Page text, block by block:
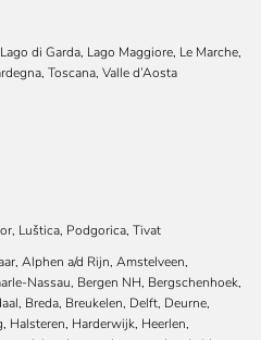
di Garda, Lago Maggiore, Le Marche,
Toscana, Valle d’Aosta
Luštica, Podgorica, Tivat
Alphen a/d Rijn, Amstelveen,
Nassau, Bergen NH, Bergschenhoek,
Breda, Breukelen, Delft, Deurne,
Halsteren, Harderwijk, Heerlen,